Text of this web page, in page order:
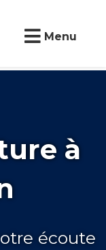
Menu
à
écoute